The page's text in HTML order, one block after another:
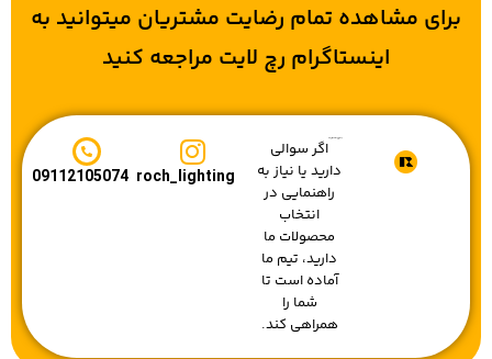
برای مشاهده تمام رضایت مشتریان میتوانید به
اینستاگرام رچ لایت مراجعه کنید
اگر سوالی
دارید یا نیاز به
راهنمایی در
انتخاب
محصولات ما
دارید، تیم ما
آماده است تا
شما را
همراهی کند.
roch_lighting
09112105074